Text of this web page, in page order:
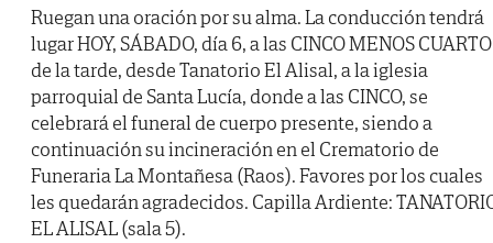
Ruegan una oración por su alma. La conducción tendrá
lugar HOY, SÁBADO, día 6, a las CINCO MENOS CUARTO
de la tarde, desde Tanatorio El Alisal, a la iglesia
parroquial de Santa Lucía, donde a las CINCO, se
celebrará el funeral de cuerpo presente, siendo a
continuación su incineración en el Crematorio de
Funeraria La Montañesa (Raos). Favores por los cuales
les quedarán agradecidos. Capilla Ardiente:
EL ALISAL (sala 5).